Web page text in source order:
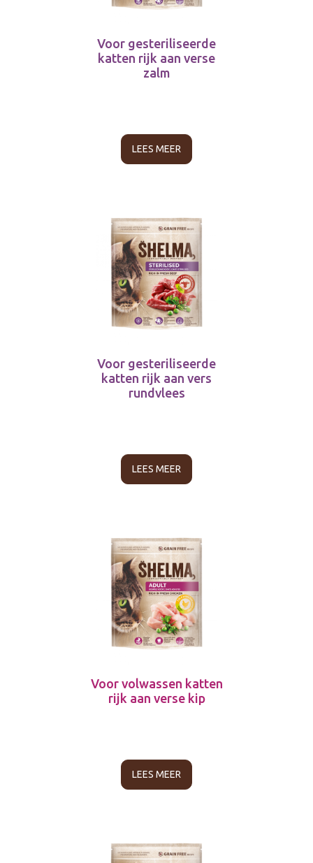
Voor gesteriliseerde
katten rijk aan verse
zalm
LEES MEER
Voor gesteriliseerde
katten rijk aan vers
rundvlees
LEES MEER
Voor volwassen katten
rijk aan verse kip
LEES MEER